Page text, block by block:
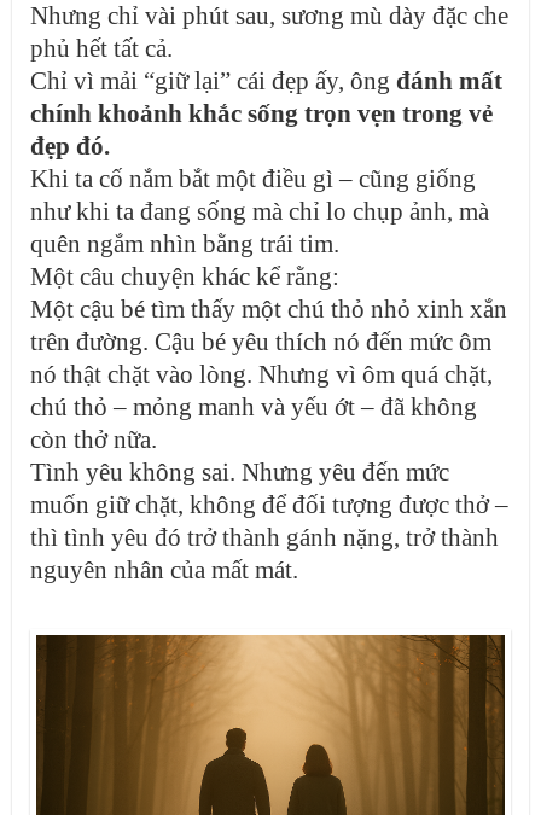
Nhưng chỉ vài phút sau, sương mù dày đặc che
phủ hết tất cả.
Chỉ vì mải “giữ lại” cái đẹp ấy, ông đánh mất
chính khoảnh khắc sống trọn vẹn trong vẻ
đẹp đó.
Khi ta cố nắm bắt một điều gì – cũng giống
như khi ta đang sống mà chỉ lo chụp ảnh, mà
quên ngắm nhìn bằng trái tim.
Một câu chuyện khác kể rằng:
Một cậu bé tìm thấy một chú thỏ nhỏ xinh xắn
trên đường. Cậu bé yêu thích nó đến mức ôm
nó thật chặt vào lòng. Nhưng vì ôm quá chặt,
chú thỏ – mỏng manh và yếu ớt – đã không
còn thở nữa.
Tình yêu không sai. Nhưng yêu đến mức
muốn giữ chặt, không để đối tượng được thở –
thì tình yêu đó trở thành gánh nặng, trở thành
nguyên nhân của mất mát.